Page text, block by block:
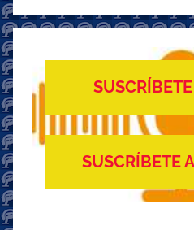
SUSCRÍBETE